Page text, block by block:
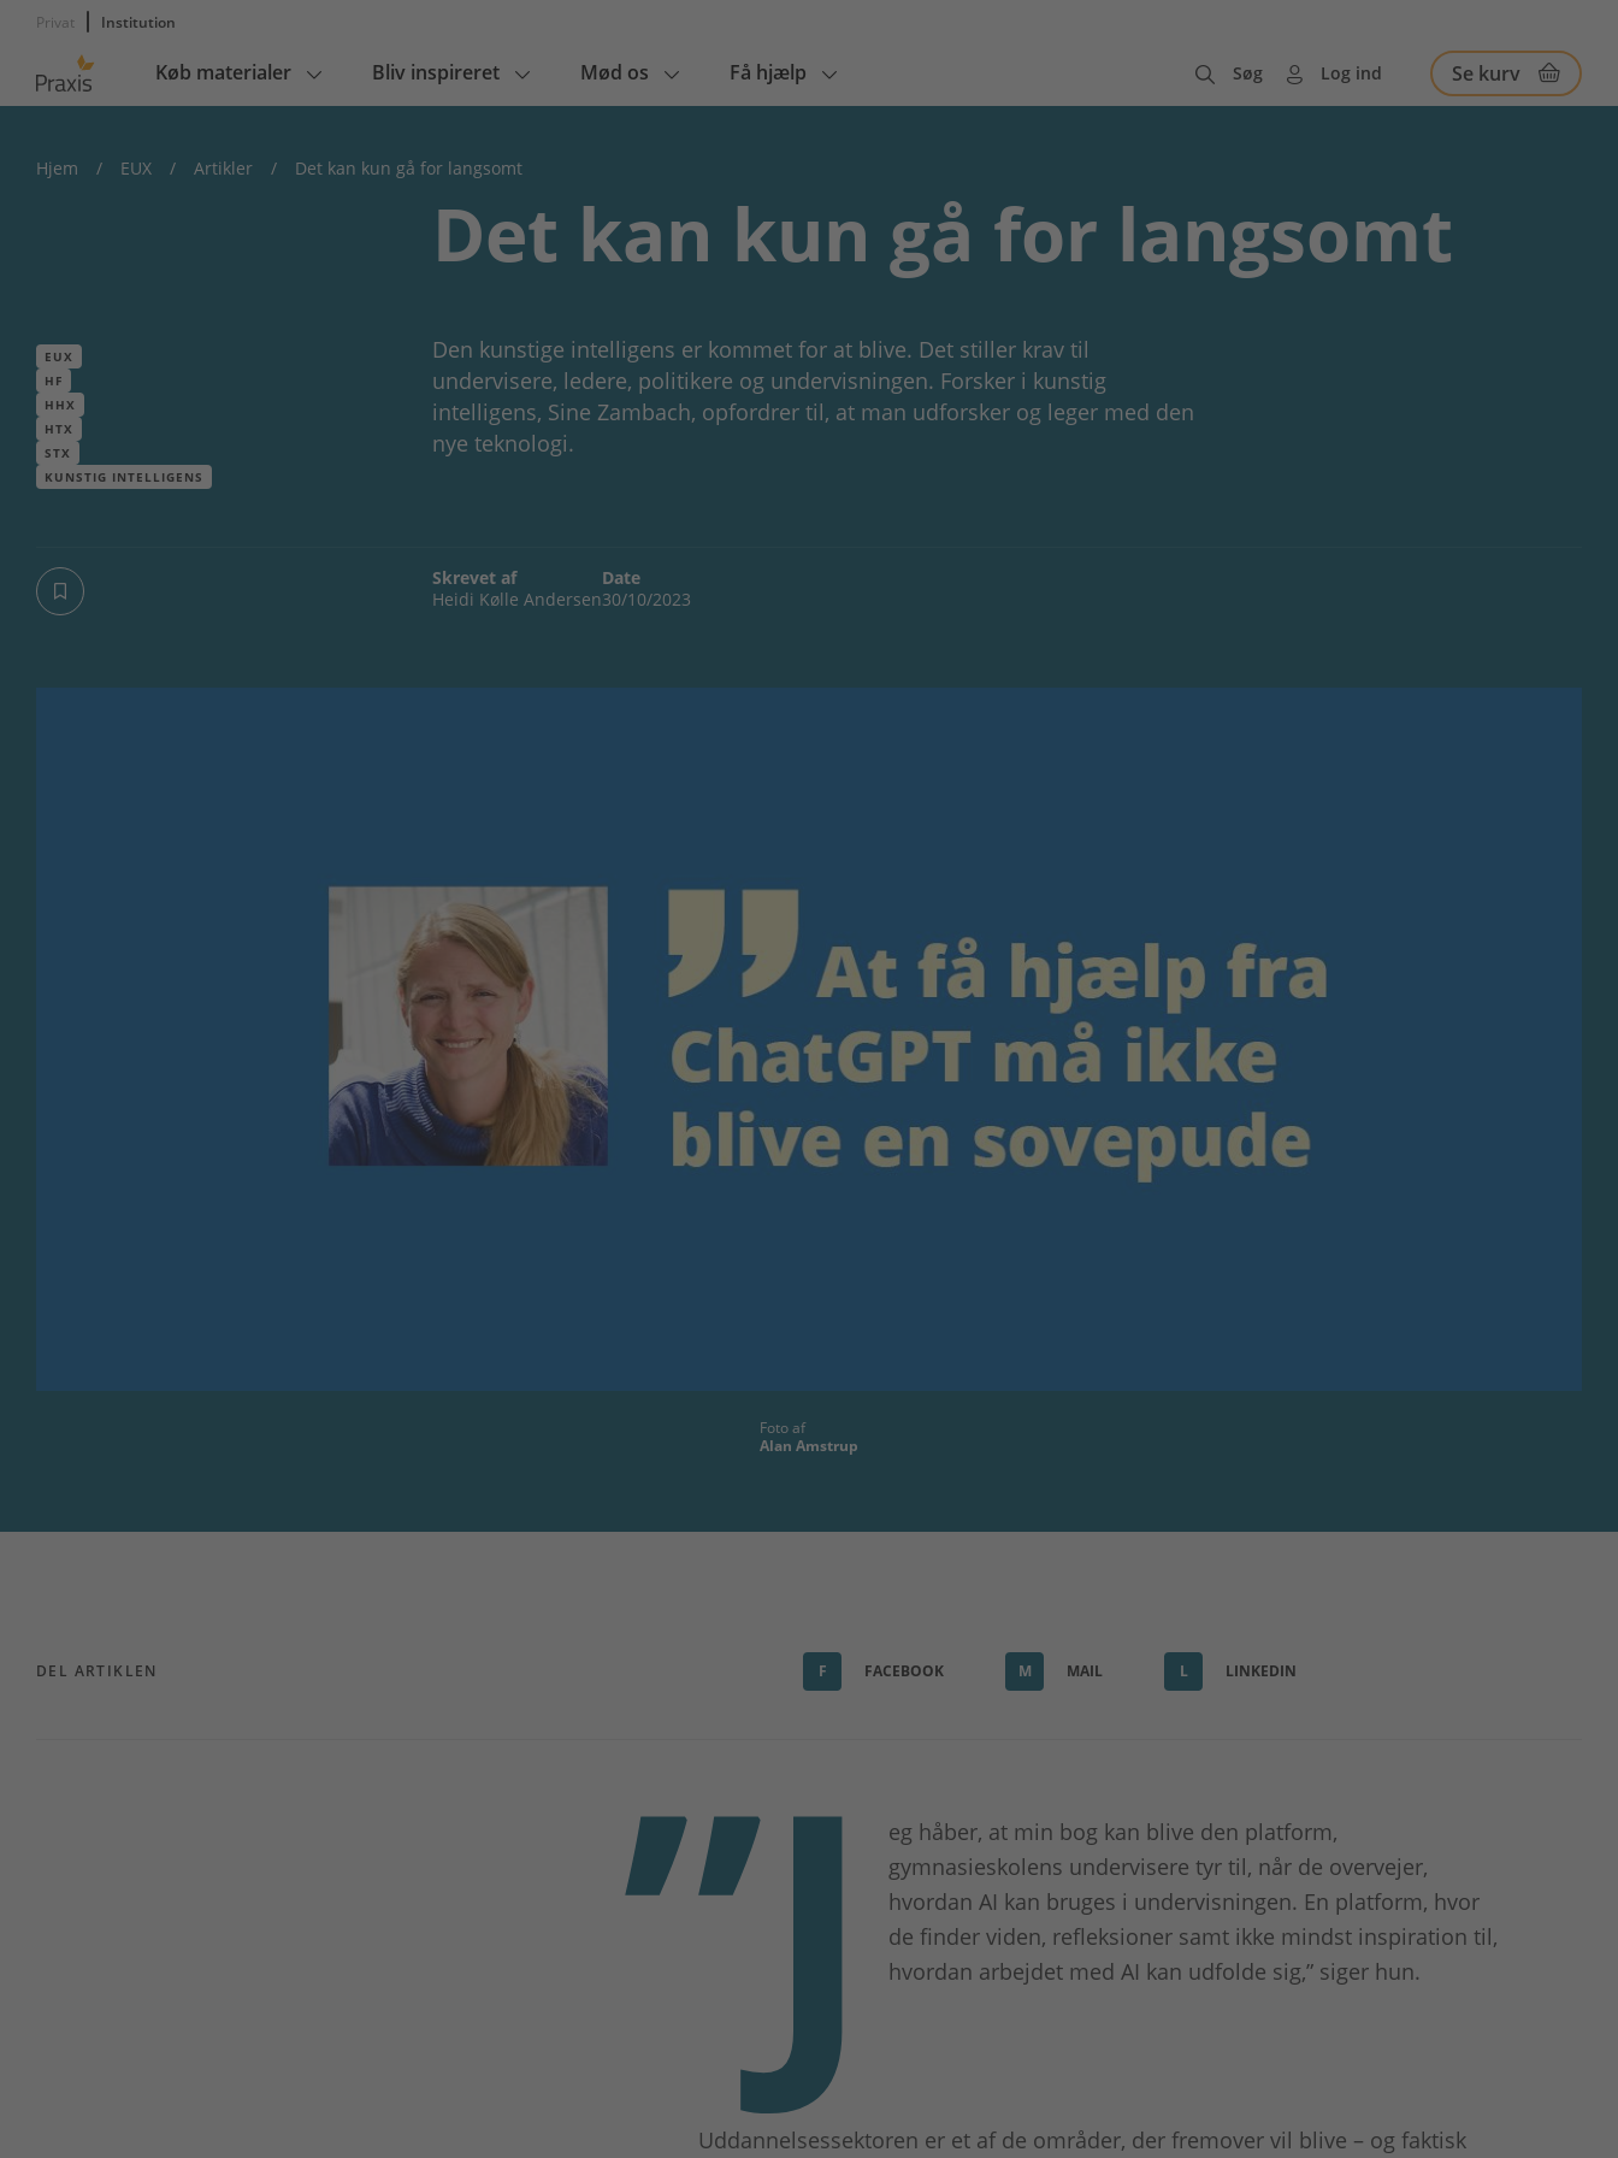
Privat Institution
Main
navigation
Køb materialer Bliv inspireret Mød os Få hjælp Søg Log ind Se kurv
Hjem / EUX / Artikler / Det kan kun gå for langsomt
Det kan kun gå for langsomt
EUX
HF
HHX
HTX
STX
KUNSTIG INTELLIGENS
Den kunstige intelligens er kommet for at blive. Det stiller krav til
undervisere, ledere, politikere og undervisningen. Forsker i kunstig
intelligens, Sine Zambach, opfordrer til, at man udforsker og leger med den
nye teknologi.
Skrevet af
Heidi Kølle Andersen
Date
30/10/2023
Foto af
Alan Amstrup
DEL ARTIKLEN F FACEBOOK M MAIL L LINKEDIN
”J
eg håber, at min bog kan blive den platform,
gymnasieskolens undervisere tyr til, når de overvejer,
hvordan AI kan bruges i undervisningen. En platform, hvor
de finder viden, refleksioner samt ikke mindst inspiration til,
hvordan arbejdet med AI kan udfolde sig,” siger hun.
Uddannelsessektoren er et af de områder, der fremover vil blive – og faktisk